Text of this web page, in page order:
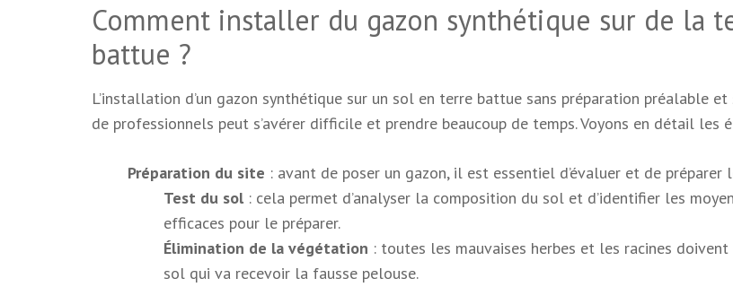
Comment installer du gazon synthétique sur de la
battue ?
L’installation d’un gazon synthétique sur un sol en terre battue sans préparation préalable et
de professionnels peut s’avérer difficile et prendre beaucoup de temps. Voyons en détail les
Préparation du site : avant de poser un gazon, il est essentiel d’évaluer et de préparer
Test du sol: cela permet d’analyser la composition du sol et d’identifier les
efficaces pour le préparer.
Élimination de la végétation : toutes les mauvaises herbes et les racines
sol qui va recevoir la fausse pelouse.